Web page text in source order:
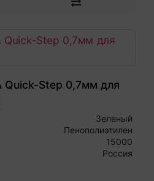
Quick-Step 0,7мм для
Зеленый
Пенополиэтилен
15000
Россия